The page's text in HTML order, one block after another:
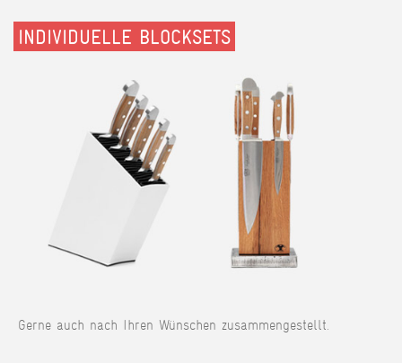
INDIVIDUELLE BLOCKSETS
Gerne auch nach Ihren Wünschen zusammengestellt.